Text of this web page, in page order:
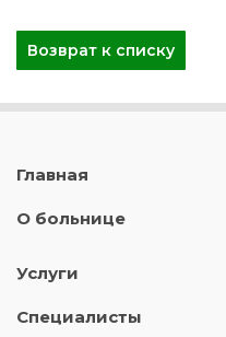
Возврат к списку
Главная
О больнице
Услуги
Специалисты